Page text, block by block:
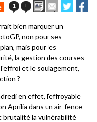
1 + ImprimerEnvoyer
cet
à
un
ami
sur
sur
bien marquer un
non pour ses
mais pour les
la gestion des courses
et le soulagement,
?
en effet, l’effroyable
Aprilia dans un air-fence
brutalité la vulnérabilité